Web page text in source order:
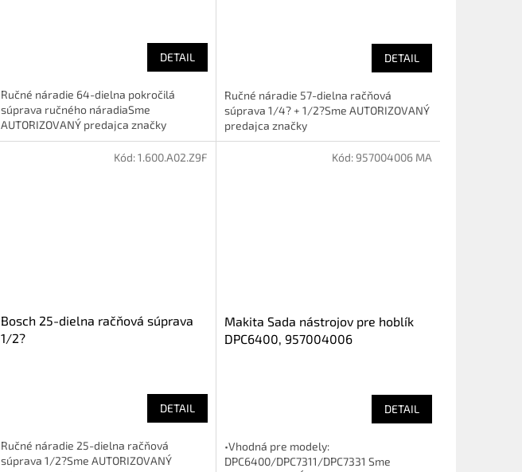
DETAIL
Ručné náradie 64-dielna pokročilá
súprava ručného náradiaSme
AUTORIZOVANÝ predajca značky
DETAIL
Ručné náradie 57-dielna račňová
súprava 1/4? + 1/2?Sme AUTORIZOVANÝ
predajca značky
Bosch 25-dielna račňová súprava
1/2?
DETAIL
Ručné náradie 25-dielna račňová
súprava 1/2?Sme AUTORIZOVANÝ
Kód:1.600.A02.Z9F
Makita Sada nástrojov pre hoblík
DPC6400, 957004006
DETAIL
•Vhodná pre modely:
DPC6400/DPC7311/DPC7331 Sme
Kód:957004006 MA